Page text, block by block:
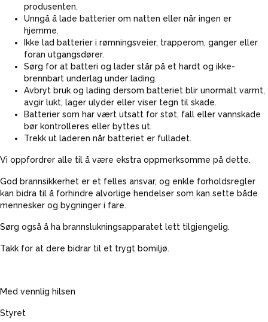
produsenten.
Unngå å lade batterier om natten eller når ingen er
hjemme.
Ikke lad batterier i rømningsveier, trapperom, ganger eller
foran utgangsdører.
Sørg for at batteri og lader står på et hardt og ikke-
brennbart underlag under lading.
Avbryt bruk og lading dersom batteriet blir unormalt varmt,
avgir lukt, lager ulyder eller viser tegn til skade.
Batterier som har vært utsatt for støt, fall eller vannskade
bør kontrolleres eller byttes ut.
Trekk ut laderen når batteriet er fulladet.
Vi oppfordrer alle til å være ekstra oppmerksomme på dette.
God brannsikkerhet er et felles ansvar, og enkle forholdsregler
kan bidra til å forhindre alvorlige hendelser som kan sette både
mennesker og bygninger i fare.
Sørg også å ha brannslukningsapparatet lett tilgjengelig.
Takk for at dere bidrar til et trygt bomiljø.
Med vennlig hilsen
Styret